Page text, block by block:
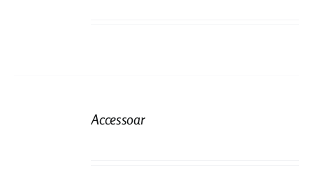
Accessoar